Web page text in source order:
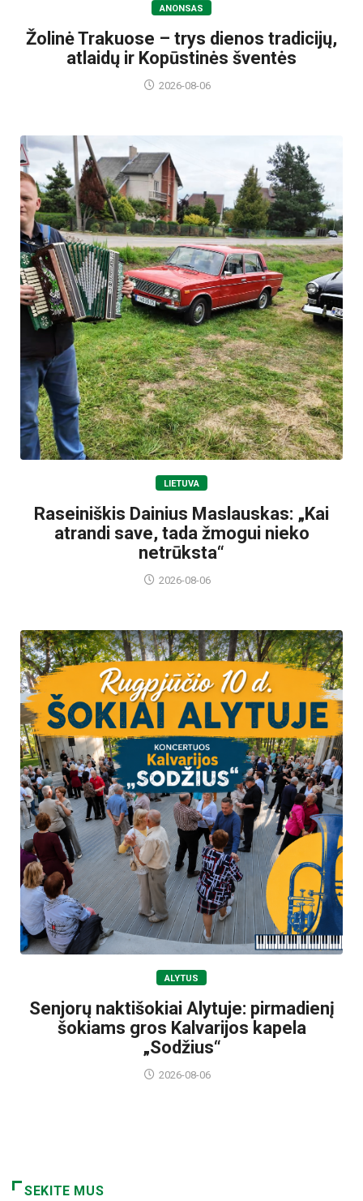
ANONSAS
Žolinė Trakuose – trys dienos tradicijų,
atlaidų ir Kopūstinės šventės
2026-08-06
LIETUVA
Raseiniškis Dainius Maslauskas: „Kai
atrandi save, tada žmogui nieko
netrūksta“
2026-08-06
ALYTUS
Senjorų naktišokiai Alytuje: pirmadienį
šokiams gros Kalvarijos kapela
„Sodžius“
2026-08-06
SEKITE MUS